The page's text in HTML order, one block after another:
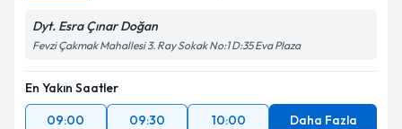
Dyt. Esra Çınar Doğan
Fevzi Çakmak Mahallesi 3. Ray Sokak No:1 D:35 Eva Plaza
En Yakın Saatler
09:00
09:30 10:00 Daha Fazla